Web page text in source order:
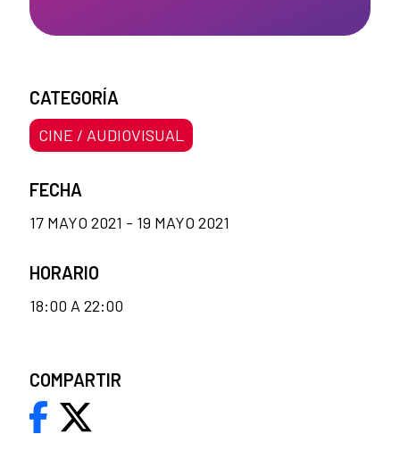
CATEGORÍA
CINE / AUDIOVISUAL
FECHA
17 MAYO 2021 - 19 MAYO 2021
HORARIO
18:00 A 22:00
COMPARTIR